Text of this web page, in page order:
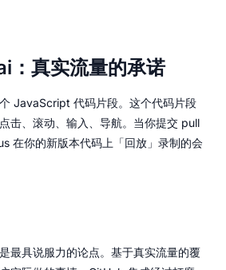
真实流量的承诺
JavaScript 代码片段。这个代码片段
击、滚动、输入、导航。当你提交 pull
在你的新版本代码上「回放」录制的会
最具说服力的论点。基于真实流量的覆